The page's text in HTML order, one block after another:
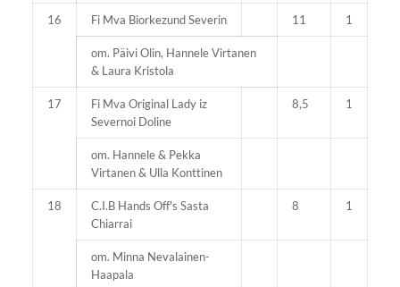
16 Fi Mva Biorkezund Severin 11 1
om. Päivi Olin, Hannele Virtanen
& Laura Kristola
17
Fi Mva Original Lady iz
Severnoi Doline
8,5 1
om. Hannele & Pekka
Virtanen & Ulla Konttinen
18
C.I.B Hands Off's Sasta
Chiarrai
8 1
om. Minna Nevalainen-
Haapala